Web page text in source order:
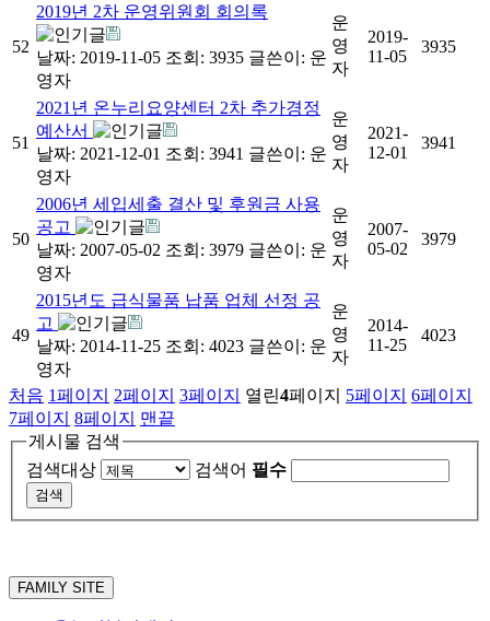
52
2019년 2차 운영위원회 회의록
날짜: 2019-11-05 조회: 3935 글쓴이: 운
영자
운
영
자
2019-
11-05
3935
51
2021년 온누리요양센터 2차 추가경정
예산서
날짜: 2021-12-01 조회: 3941 글쓴이: 운
영자
운
영
자
2021-
12-01
3941
50
2006년 세입세출 결산 및 후원금 사용
공고
날짜: 2007-05-02 조회: 3979 글쓴이: 운
영자
운
영
자
2007-
05-02
3979
49
2015년도 급식물품 납품 업체 선정 공
고
날짜: 2014-11-25 조회: 4023 글쓴이: 운
영자
운
영
자
2014-
11-25
4023
처음 1페이지 2페이지 3페이지 열린4페이지 5페이지 6페이지
7페이지 8페이지
맨끝
게시물 검색
검색대상
검색어 필수
FAMILY SITE